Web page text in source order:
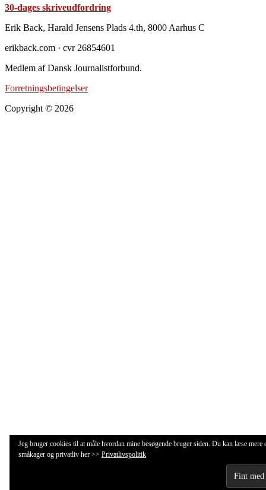
30-dages skriveudfordring
Footer
Erik Back, Harald Jensens Plads 4.th, 8000 Aarhus C
erikback.com · cvr 26854601
Medlem af Dansk Journalistforbund.
Forretningsbetingelser
Copyright © 2026
Jeg bruger cookies til at måle hvordan mine besøgende bruger siden. Du kan læse mere
småkager og privatliv her >> Privatlivspolitik